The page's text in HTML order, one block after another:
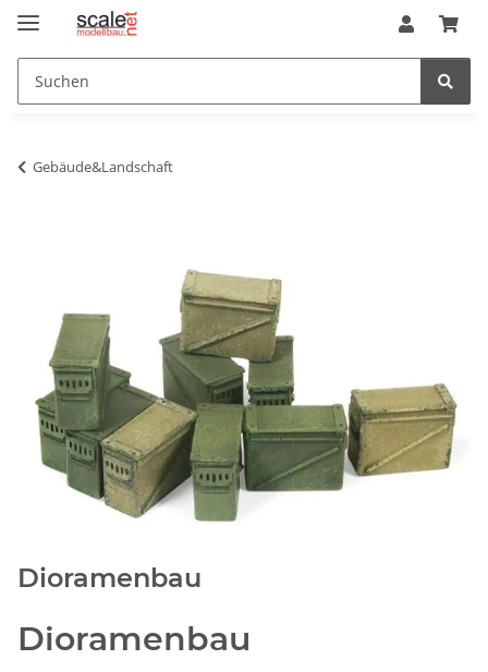
Gebäude&Landschaft
Dioramenbau
Dioramenbau